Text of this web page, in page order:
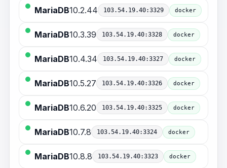
MariaDB10.2.44 103.54.19.40:3329 docker
MariaDB10.3.39 103.54.19.40:3328 docker
MariaDB10.4.34 103.54.19.40:3327 docker
MariaDB10.5.27 103.54.19.40:3326 docker
MariaDB10.6.20 103.54.19.40:3325 docker
MariaDB10.7.8 103.54.19.40:3324 docker
MariaDB10.8.8 103.54.19.40:3323 docker